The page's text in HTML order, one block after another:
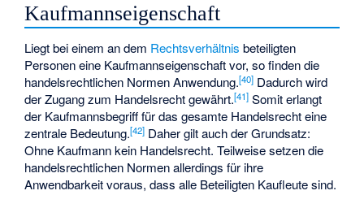
Kaufmannseigenschaft
Liegt bei einem an dem Rechtsverhältnis beteiligten
Personen eine Kaufmannseigenschaft vor, so finden die
handelsrechtlichen Normen Anwendung.[40] Dadurch wird
der Zugang zum Handelsrecht gewährt.[41] Somit erlangt
der Kaufmannsbegriff für das gesamte Handelsrecht eine
zentrale Bedeutung.[42] Daher gilt auch der Grundsatz:
Ohne Kaufmann kein Handelsrecht. Teilweise setzen die
handelsrechtlichen Normen allerdings für ihre
Anwendbarkeit voraus, dass alle Beteiligten Kaufleute sind.